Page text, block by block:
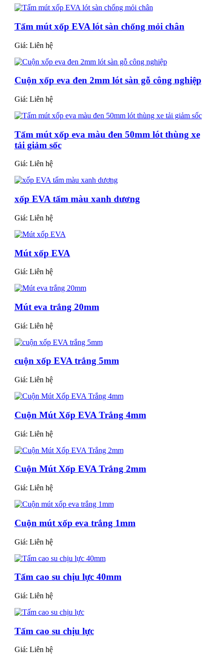
Tấm mút xốp EVA lót sàn chống mỏi chân
Giá: Liên hệ
Cuộn xốp eva đen 2mm lót sàn gỗ công nghiệp
Giá: Liên hệ
Tấm mút xốp eva màu đen 50mm lót thùng xe
tải giảm sốc
Giá: Liên hệ
xốp EVA tấm màu xanh dương
Giá: Liên hệ
Mút xốp EVA
Giá: Liên hệ
Mút eva trắng 20mm
Giá: Liên hệ
cuộn xốp EVA trắng 5mm
Giá: Liên hệ
Cuộn Mút Xốp EVA Trắng 4mm
Giá: Liên hệ
Cuộn Mút Xốp EVA Trắng 2mm
Giá: Liên hệ
Cuộn mút xốp eva trắng 1mm
Giá: Liên hệ
Tấm cao su chịu lực 40mm
Giá: Liên hệ
Tấm cao su chịu lực
Giá: Liên hệ